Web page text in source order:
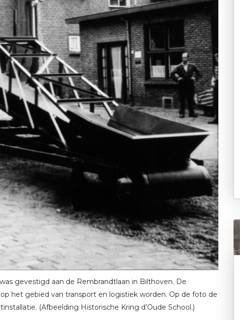
gevestigd aan de Rembrandtlaan in Bilthoven. De
het gebied van transport en logistiek worden. Op de foto de
(Afbeelding Historische Kring d’Oude School.)